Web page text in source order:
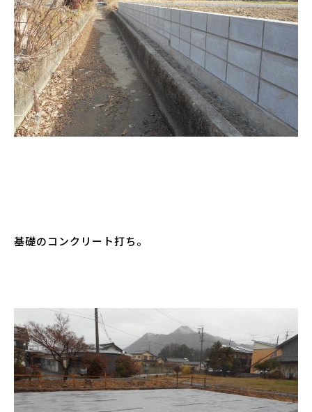
基礎のコンクリート打ち。